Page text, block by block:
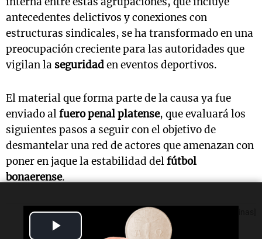
antecedentes delictivos y conexiones con
estructuras sindicales, se ha transformado en una
preocupación creciente para las autoridades que
vigilan la seguridaden eventos deportivos.
El material que forma parte de la causa ya fue
enviado alfuero penal platense, que evaluará los
siguientes pasos a seguir con el objetivo de
desmantelar una red de actores que amenazan con
poner en jaque la estabilidad delfútbol
bonaerense.
[Fuente: Noticias Argentinas]